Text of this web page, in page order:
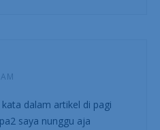
dalam artikel di pagi
saya nunggu aja